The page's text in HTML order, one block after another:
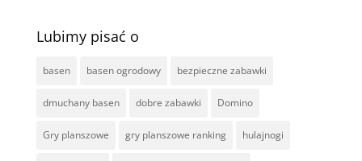
Lubimy pisać o
basen basen ogrodowy bezpieczne zabawki
dmuchany basen dobre zabawki Domino
Gry planszowe gry planszowe ranking hulajnogi